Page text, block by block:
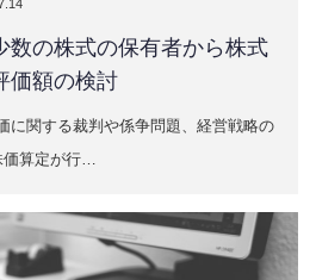
数の株式の保有者から株式
価額の検討
に関する裁判や係争問題、経営戦略の
価算定が行…